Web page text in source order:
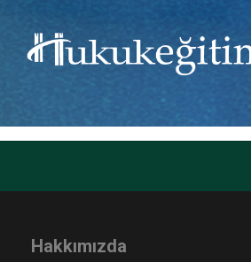
Ekibinizin hukuk
yardımcı olmaya
Ekibinize, Hukuk
sınırsız erişim
Hakkımızda